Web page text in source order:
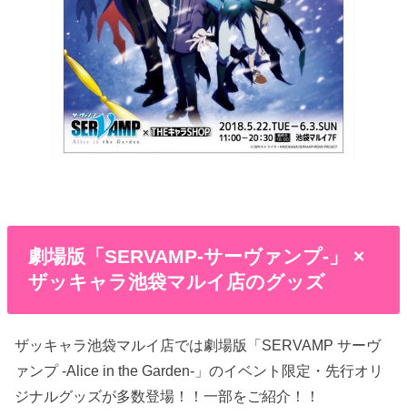
劇場版「SERVAMP-サーヴァンプ-」 ×
ザッキャラ池袋マルイ店のグッズ
ザッキャラ池袋マルイ店では劇場版「SERVAMP サーヴ
ァンプ -Alice in the Garden-」のイベント限定・先行オリ
ジナルグッズが多数登場！！一部をご紹介！！